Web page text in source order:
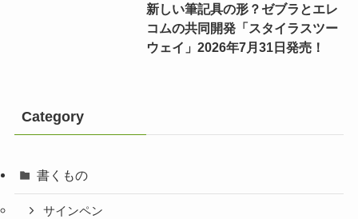
新しい筆記具の形？ゼブラとエレ
コムの共同開発「スタイラスツー
ウェイ」2026年7月31日発売！
Category
書くもの
サインペン